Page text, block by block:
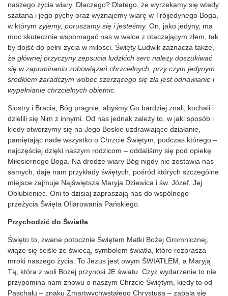
naszego życia wiary. Dlaczego? Dlatego, że wyrzekamy się wtedy
szatana i jego pychy oraz wyznajemy wiarę w Trójjedynego Boga,
w którym żyjemy, poruszamy się i jesteśmy. On, jako jedyny, ma
moc skutecznie wspomagać nas w walce z otaczającym złem, tak
by dojść do pełni życia w miłości. Święty Ludwik zaznacza także,
że głównej przyczyny zepsucia ludzkich serc należy doszukiwać
się w zapominaniu zobowiązań chrzcielnych, przy czym jedynym
środkiem zaradczym wobec szerzącego się zła jest odnawianie i
wypełnianie chrzcielnych obietnic
Siostry i Bracia, Bóg pragnie, abyśmy Go bardziej znali, kochali i
dzielili się Nim z innymi. Od nas jednak zależy to, w jaki sposób i
kiedy otworzymy się na Jego Boskie uzdrawiające działanie,
pamiętając nade wszystko o Chrzcie Świętym, podczas którego –
najczęściej dzięki naszym rodzicom – oddaliśmy się pod opiekę
Miłosiernego Boga. Na drodze wiary Bóg nigdy nie zostawia nas
samych, daje nam przykłady świętych, pośród których szczególne
miejsce zajmuje Najświętsza Maryja Dziewica i św. Józef, Jej
Oblubieniec. Oni to dzisiaj zapraszają nas do wspólnego
przeżycia Święta Ofiarowania Pańskiego.
Przychodzić do Światła
Święto to, zwane potocznie Świętem Matki Bożej Gromnicznej,
wiąże się ściśle ze świecą, symbolem światła, które rozprasza
mroki naszego życia. To Jezus jest owym ŚWIATŁEM, a Maryją
Tą, która z woli Bożej przynosi JE światu. Czyż wydarzenie to nie
przypomina nam znowu o naszym Chrzcie Świętym, kiedy to od
Paschału – znaku Zmartwychwstałego Chrystusa – zapala się